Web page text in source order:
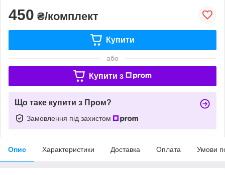
450 ₴/комплект
Купити
або
Купити з
Що таке купити з Пром?
Замовлення під захистом
Опис Характеристики Доставка Оплата Умови